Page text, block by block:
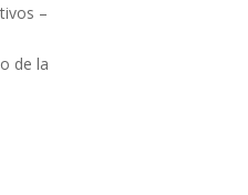
–
de la